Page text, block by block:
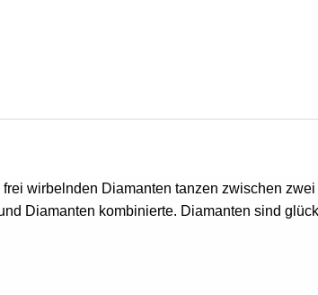
wirbelnden Diamanten tanzen zwischen
Diamanten kombinierte. Diamanten sind